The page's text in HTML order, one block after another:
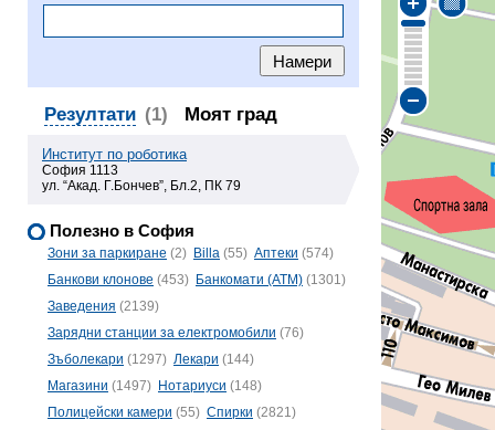
Резултати (1) Моят град
Институт по роботика
София 1113
ул. “Акад. Г.Бончев”, Бл.2, ПК 79
Полезно в София
Зони за паркиране (2) Billa (55) Аптеки (574)
Банкови клонове (453) Банкомати (ATM) (1301)
Заведения (2139)
Зарядни станции за електромобили (76)
Зъболекари (1297) Лекари (144)
Магазини (1497) Нотариуси (148)
Полицейски камери (55) Спирки (2821)